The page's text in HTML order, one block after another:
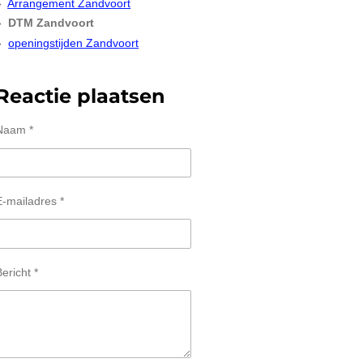
Arrangement Zandvoort
DTM Zandvoort
openingstijden Zandvoort
plaatsen
*
mailadres *
*